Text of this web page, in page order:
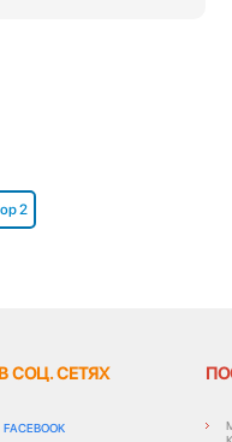
2
СОЦ. СЕТЯХ
FACEBOOK